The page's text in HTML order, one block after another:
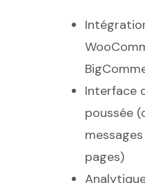
Interface
poussée
pages)